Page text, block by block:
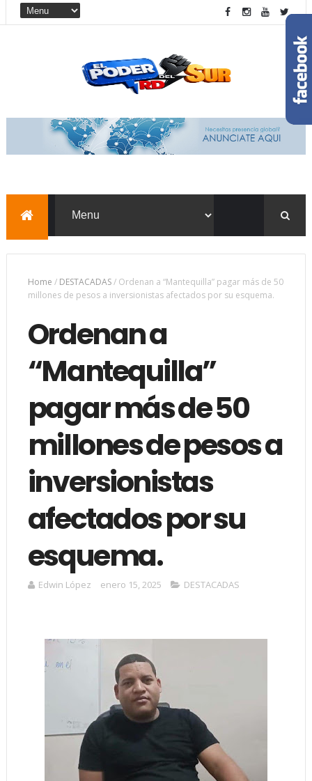
Home / DESTACADAS/ Ordenan a “Mantequilla” pagar más de 50
millones de pesos a inversionistas afectados por su esquema.
Ordenan a
“Mantequilla”
pagar más de 50
millones de pesos a
inversionistas
afectados por su
esquema.
Edwin López enero 15, 2025 DESTACADAS